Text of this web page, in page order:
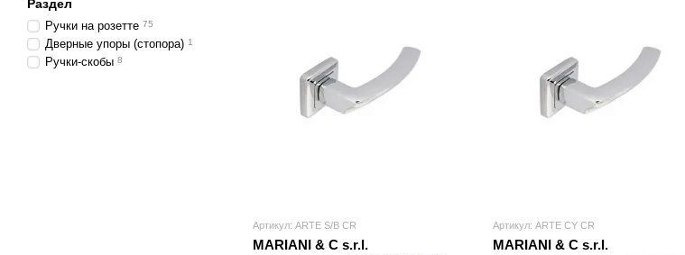
Артикул: ARTE S/B CR
MARIANI & C s.r.l.
Артикул: ARTE CY CR
MARIANI & C s.r.l.
Раздел
Ручки на розетте 75
Дверные упоры (стопора) 1
Ручки-скобы 8